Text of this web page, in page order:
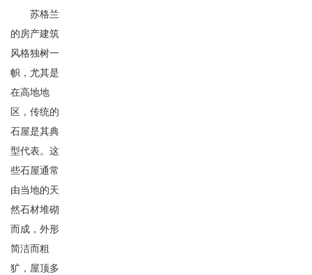
苏格兰
的房产建筑
风格独树一
帜，尤其是
在高地地
区，传统的
石屋是其典
型代表。这
些石屋通常
由当地的天
然石材堆砌
而成，外形
简洁而粗
犷，屋顶多